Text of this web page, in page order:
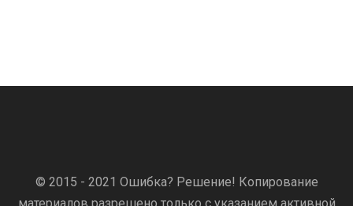
© 2015 - 2021 Ошибка? Решение! Копирование